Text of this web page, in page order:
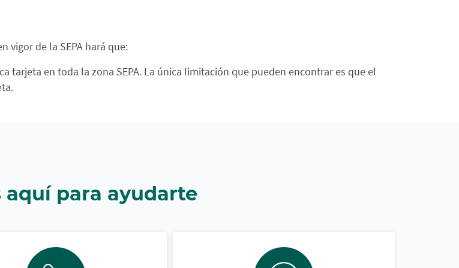
vigor de la SEPA hará que:
tarjeta en toda la zona SEPA. La única limitación que pueden encontrar es que el
aquí para ayudarte